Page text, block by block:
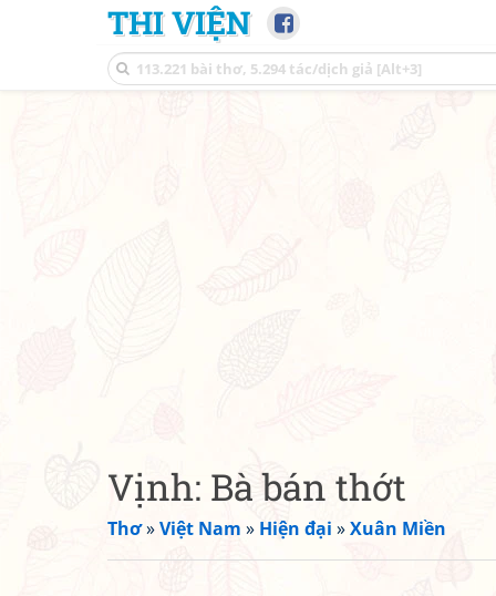
THI VIỆN
Vịnh: Bà bán thớt
Thơ»Việt Nam » Hiện đại »Xuân Miền